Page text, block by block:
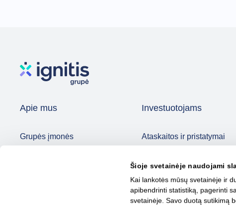
Šioje svetainėje naudojami
Kai lankotės mūsų svetainėje ir
apibendrinti statistiką, pagerinti
svetainėje. Savo duotą sutikimą
Apie mus
Grupės įmonės
Investuotojams
Ataskaitos ir pristatymai
Dividendai
DUK